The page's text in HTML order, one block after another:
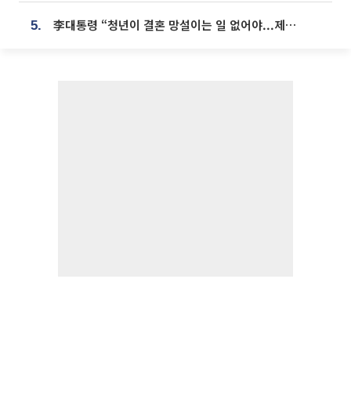
5. 李대통령 “청년이 결혼 망설이는 일 없어야...제도상 불이익 조사”